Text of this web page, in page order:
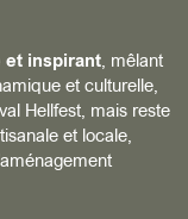
et inspirant, mêlant
et culturelle,
Hellfest, mais reste
et locale,